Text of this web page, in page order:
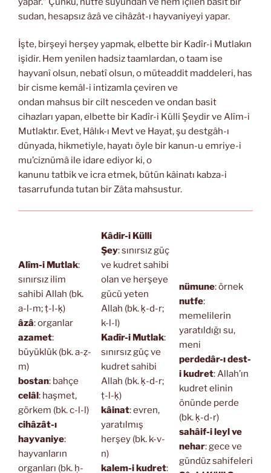
sudan, hesapsız âzâ ve cihâzât-ı hayvaniyeyi yapar.
İşte, birşeyi herşey yapmak, elbette bir Kadîr-i Mutlakın
işidir. Hem yenilen hadsiz taamlardan, o taam ise
hayvanî olsun, nebatî olsun, o müteaddit maddeleri, has
bir cisme kemâl-i intizamla çeviren ve
ondan mahsus bir cilt nesceden ve ondan basit
cihazları yapan, elbette bir Kadîr-i Külli Şeydir ve Alîm-i
Mutlaktır. Evet, Hâlık-ı Mevt ve Hayat, şu destgâh-ı
dünyada, hikmetiyle, hayatı öyle bir kanun-u emriye-i
mu’ciznümâ ile idare ediyor ki, o
kanunu tatbik ve icra etmek, bütün kâinatı kabza-i
tasarrufunda tutan bir Zâta mahsustur.
Alîm-i Mutlak:
sınırsız ilim
sahibi Allah (bk.
a-l-m; ṭ-l-ḳ)
âzâ: organlar
azamet:
büyüklük (bk. a-ẓ-
m)
bostan: bahçe
celâl : haşmet,
görkem (bk. c-l-l)
cihâzât-ı
hayvaniye:
hayvanların
organları (bk. ḥ-
Kâdir-i Külli
Şey: sınırsız güç
ve kudret sahibi
olan ve herşeye
gücü yeten
Allah (bk. ḳ-d-r;
k-l-l)
Kadîr-i Mutlak:
sınırsız güç ve
kudret sahibi
Allah (bk. ḳ-d-r;
ṭ-l-ḳ)
kâinat: evren,
yaratılmış
herşey (bk. k-v-
n)
kalem-i kudret:
nümune: örnek
nutfe:
memelilerin
yaratıldığı su,
meni
perdedâr-ı dest-
i kudret: Allah’ın
kudret elinin
önünde perde
(bk. ḳ-d-r)
sahâif-i leyl ve
nehar: gece ve
gündüz sahifeleri